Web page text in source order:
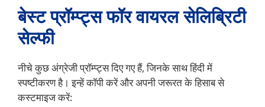
बेस्ट प्रॉम्प्ट्स फॉर वायरल सेलिब्रिटी
सेल्फी
नीचे कुछ अंग्रेजी प्रॉम्प्ट्स दिए गए हैं, जिनके साथ हिंदी में
स्पष्टीकरण है। इन्हें कॉपी करें और अपनी जरूरत के हिसाब से
कस्टमाइज करें: